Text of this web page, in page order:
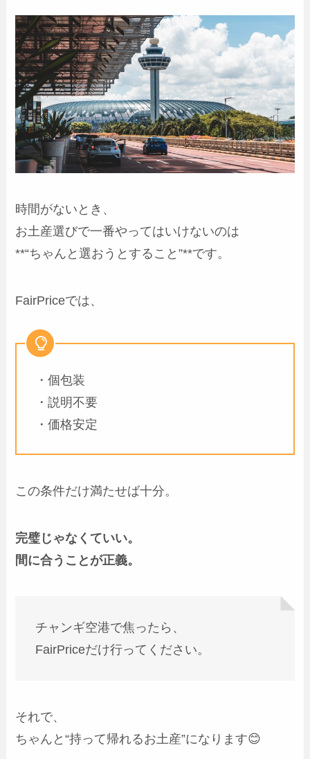
時間がないとき、
お土産選びで一番やってはいけないのは
**“ちゃんと選おうとすること”**です。
FairPriceでは、
・個包装
・説明不要
・価格安定
この条件だけ満たせば十分。
完璧じゃなくていい。
間に合うことが正義。
チャンギ空港で焦ったら、
FairPriceだけ行ってください。
それで、
ちゃんと“持って帰れるお土産”になります😊